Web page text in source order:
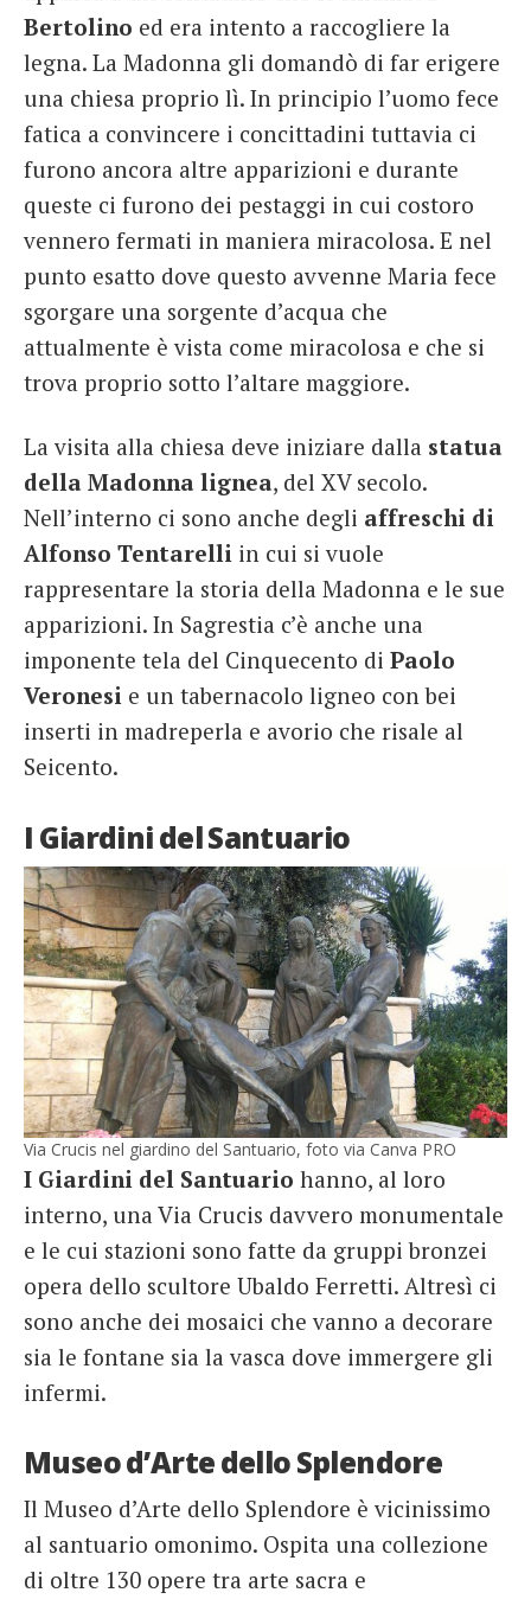
Bertolino ed era intento a raccogliere la
legna. La Madonna gli domandò di far erigere
una chiesa proprio lì. In principio l’uomo fece
fatica a convincere i concittadini tuttavia ci
furono ancora altre apparizioni e durante
queste ci furono dei pestaggi in cui costoro
vennero fermati in maniera miracolosa. E nel
punto esatto dove questo avvenne Maria fece
sgorgare una sorgente d’acqua che
attualmente è vista come miracolosa e che si
trova proprio sotto l’altare maggiore.
La visita alla chiesa deve iniziare dalla statua
della Madonna lignea, del XV secolo.
Nell’interno ci sono anche degli affreschi di
Alfonso Tentarelli in cui si vuole
rappresentare la storia della Madonna e le sue
apparizioni. In Sagrestia c’è anche una
imponente tela del Cinquecento di Paolo
Veronesi e un tabernacolo ligneo con bei
inserti in madreperla e avorio che risale al
Seicento.
I Giardini del Santuario
Via Crucis nel giardino del Santuario, foto via Canva PRO
I Giardini del Santuario hanno, al loro
interno, una Via Crucis davvero monumentale
e le cui stazioni sono fatte da gruppi bronzei
opera dello scultore Ubaldo Ferretti. Altresì ci
sono anche dei mosaici che vanno a decorare
sia le fontane sia la vasca dove immergere gli
infermi.
Museo d’Arte dello Splendore
Il Museo d’Arte dello Splendore è vicinissimo
al santuario omonimo. Ospita una collezione
di oltre 130 opere tra arte sacra e